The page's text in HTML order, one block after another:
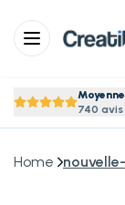
740 avis
Home